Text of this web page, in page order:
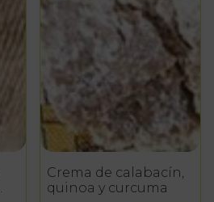
Crema de calabacín,
quinoa y curcuma